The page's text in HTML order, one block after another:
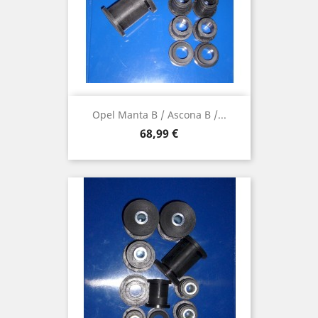
Opel Manta B / Ascona B /...
Preis
68,99 €